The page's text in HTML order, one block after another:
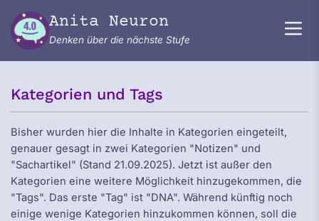
Anita Neuron
Denken über die nächste Stufe
Kategorien und Tags
Bisher wurden hier die Inhalte in Kategorien eingeteilt,
genauer gesagt in zwei Kategorien "Notizen" und
"Sachartikel" (Stand 21.09.2025). Jetzt ist außer den
Kategorien eine weitere Möglichkeit hinzugekommen, die
"Tags". Das erste "Tag" ist "DNA". Während künftig noch
einige wenige Kategorien hinzukommen können, soll die